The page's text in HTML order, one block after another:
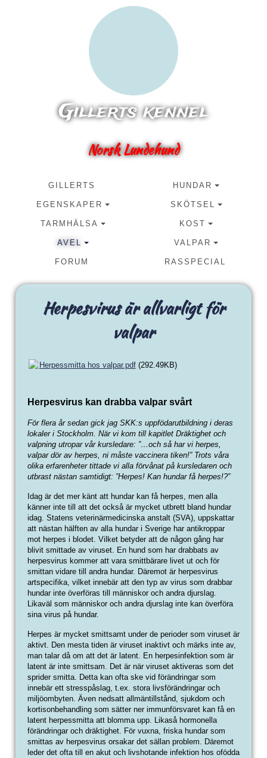
Gillerts kennel
Norsk Lundehund
GILLERTS HUNDAR
EGENSKAPER SKÖTSEL
TARMHÄLSA KOST
AVEL VALPAR
FORUM RASSPECIAL
Herpesvirus är allvarligt för
valpar
Herpessmitta hos valpar.pdf(292.49KB)
Herpesvirus kan drabba valpar svårt
För flera år sedan gick jag SKK:s uppfödarutbildning i deras
lokaler i Stockholm. När vi kom till kapitlet Dräktighet och
valpning utropar vår kursledare: ”…och så har vi herpes,
valpar dör av herpes, ni måste vaccinera tiken!” Trots våra
olika erfarenheter tittade vi alla förvånat på kursledaren och
utbrast nästan samtidigt: ”Herpes! Kan hundar få herpes!?”
Idag är det mer känt att hundar kan få herpes, men alla
känner inte till att det också är mycket utbrett bland hundar
idag. Statens veterinärmedicinska anstalt (SVA), uppskattar
att nästan hälften av alla hundar i Sverige har antikroppar
mot herpes i blodet. Vilket betyder att de någon gång har
blivit smittade av viruset. En hund som har drabbats av
herpesvirus kommer att vara smittbärare livet ut och för
smittan vidare till andra hundar. Däremot är herpesvirus
artspecifika, vilket innebär att den typ av virus som drabbar
hundar inte överföras till människor och andra djurslag.
Likaväl som människor och andra djurslag inte kan överföra
sina virus på hundar.
Herpes är mycket smittsamt under de perioder som viruset är
aktivt. Den mesta tiden är viruset inaktivt och märks inte av,
man talar då om att det är latent. En herpesinfektion som är
latent är inte smittsam. Det är när viruset aktiveras som det
sprider smitta. Detta kan ofta ske vid förändringar som
innebär ett stresspåslag, t.ex. stora livsförändringar och
miljöombyten. Även nedsatt allmäntillstånd, sjukdom och
kortisonbehandling som sätter ner immunförsvaret kan få en
latent herpessmitta att blomma upp. Likaså hormonella
förändringar och dräktighet. För vuxna, friska hundar som
smittas av herpesvirus orsakar det sällan problem. Däremot
leder det ofta till en akut och livshotande infektion hos ofödda